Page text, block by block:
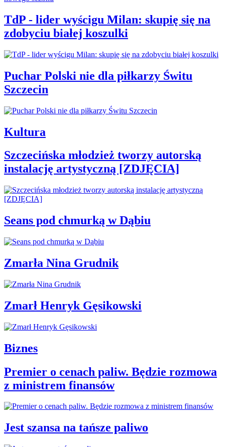
TdP - lider wyścigu Milan: skupię się na
zdobyciu białej koszulki
Puchar Polski nie dla piłkarzy Świtu
Szczecin
Kultura
Szczecińska młodzież tworzy autorską
instalację artystyczną [ZDJĘCIA]
Seans pod chmurką w Dąbiu
Zmarła Nina Grudnik
Zmarł Henryk Gęsikowski
Biznes
Premier o cenach paliw. Będzie rozmowa
z ministrem finansów
Jest szansa na tańsze paliwo